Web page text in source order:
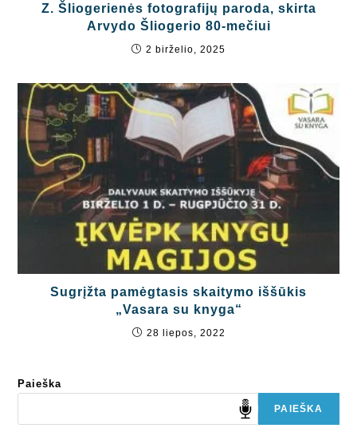
Z. Šliogerienės fotografijų paroda, skirta
Arvydo Šliogerio 80-mečiui
2 birželio, 2025
Sugrįžta pamėgtasis skaitymo iššūkis
„Vasara su knyga“
28 liepos, 2022
Paieška
PAIEŠKA